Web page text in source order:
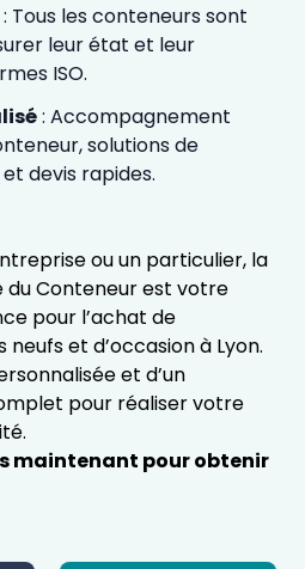
: Tous les conteneurs sont
leur état et leur
ISO.
: Accompagnement
solutions de
devis rapides.
ou un particulier, la
du Conteneur est votre
pour l’achat de
et d’occasion à Lyon.
et d’un
pour réaliser votre
maintenant pour obtenir